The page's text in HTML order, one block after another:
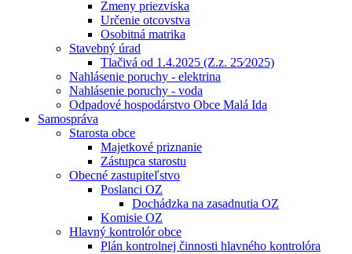
Zmeny priezviska
Určenie otcovstva
Osobitná matrika
Stavebný úrad
Tlačivá od 1.4.2025 (Z.z. 25⁄2025)
Nahlásenie poruchy - elektrina
Nahlásenie poruchy - voda
Odpadové hospodárstvo Obce Malá Ida
Samospráva
Starosta obce
Majetkové priznanie
Zástupca starostu
Obecné zastupiteľstvo
Poslanci OZ
Dochádzka na zasadnutia OZ
Komisie OZ
Hlavný kontrolór obce
Plán kontrolnej činnosti hlavného kontrolóra